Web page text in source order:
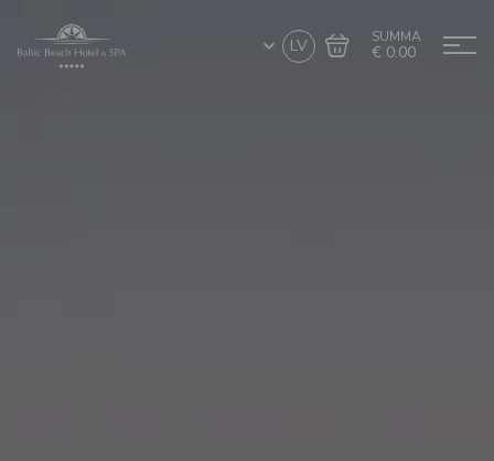
LV SUMMA
€ 0.00